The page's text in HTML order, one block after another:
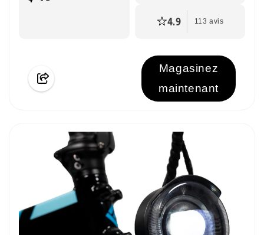
4.9 113 avis
Magasinez
maintenant